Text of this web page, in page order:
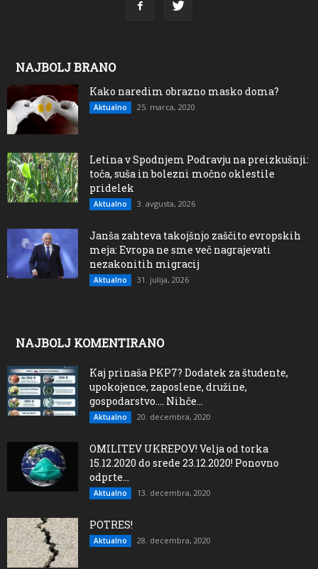
NAJBOLJ BRANO
Kako naredim obrazno masko doma?
Aktualno 25. marca, 2020
Letina v Spodnjem Podravju na preizkušnji:
toča, suša in bolezni močno oklestile
pridelek
Aktualno 3. avgusta, 2026
Janša zahteva takojšnjo zaščito evropskih
meja: Evropa ne sme več nagrajevati
nezakonitih migracij
Aktualno 31. julija, 2026
NAJBOLJ KOMENTIRANO
Kaj prinaša PKP7? Dodatek za študente,
upokojence, zaposlene, družine,
gospodarstvo…. Nihče...
Aktualno 20. decembra, 2020
OMILITEV UKREPOV! Velja od torka
15.12.2020 do srede 23.12.2020! Ponovno
odprte...
Aktualno 13. decembra, 2020
POTRES!
Aktualno 28. decembra, 2020